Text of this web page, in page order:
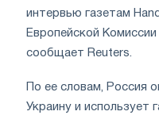
интервью газетам
Европейской
сообщает Reuters.
По ее словам, Россия
Украину и использует